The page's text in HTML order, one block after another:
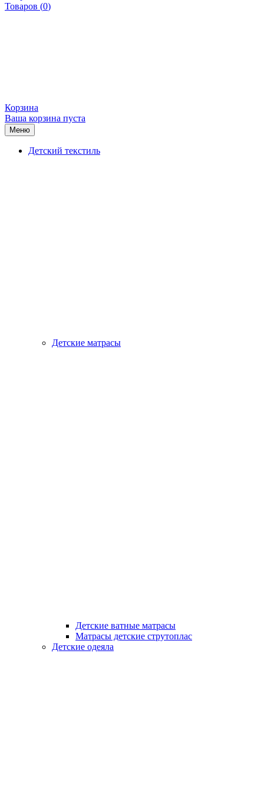
Товаров (0)
Корзина
Ваша корзина пуста
Меню
Детский текстиль
Детские матрасы
Детские ватные матрасы
Матрасы детские струтоплас
Детские одеяла